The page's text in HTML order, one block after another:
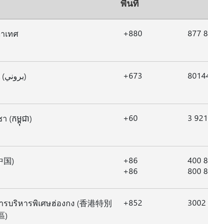
พื้นที่
เทศ +880 877
บรูไน (بروني) +673
(កម្ពុជា) +60 3
国)
+86
+86
400
800
รบริหารพิเศษฮ่องกง (香港特別
)
+852 3002